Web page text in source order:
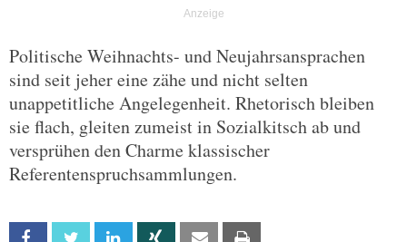
Politische Weihnachts- und Neujahrsansprachen
sind seit jeher eine zähe und nicht selten
unappetitliche Angelegenheit. Rhetorisch bleiben
sie flach, gleiten zumeist in Sozialkitsch ab und
versprühen den Charme klassischer
Referentenspruchsammlungen.
Facebook Twitter Linkedin Xing Email